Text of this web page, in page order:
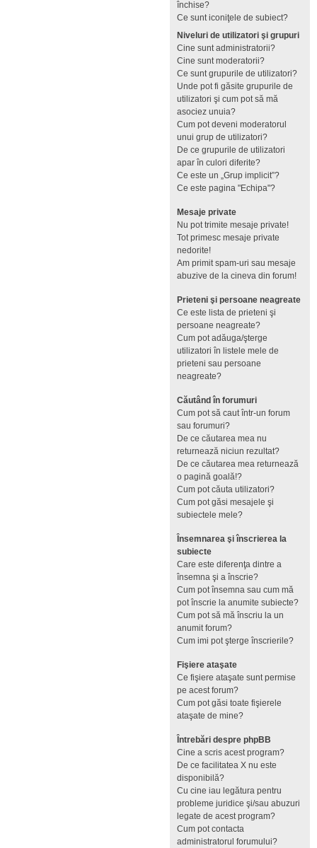
închise?
Ce sunt iconiţele de subiect?
Niveluri de utilizatori şi grupuri
Cine sunt administratorii?
Cine sunt moderatorii?
Ce sunt grupurile de utilizatori?
Unde pot fi găsite grupurile de
utilizatori şi cum pot să mă
asociez unuia?
Cum pot deveni moderatorul
unui grup de utilizatori?
De ce grupurile de utilizatori
apar în culori diferite?
Ce este un „Grup implicit”?
Ce este pagina "Echipa"?
Mesaje private
Nu pot trimite mesaje private!
Tot primesc mesaje private
nedorite!
Am primit spam-uri sau mesaje
abuzive de la cineva din forum!
Prieteni şi persoane neagreate
Ce este lista de prieteni şi
persoane neagreate?
Cum pot adăuga/şterge
utilizatori în listele mele de
prieteni sau persoane
neagreate?
Căutând în forumuri
Cum pot să caut într-un forum
sau forumuri?
De ce căutarea mea nu
returnează niciun rezultat?
De ce căutarea mea returnează
o pagină goală!?
Cum pot căuta utilizatori?
Cum pot găsi mesajele şi
subiectele mele?
Însemnarea şi înscrierea la
subiecte
Care este diferenţa dintre a
însemna şi a înscrie?
Cum pot însemna sau cum mă
pot înscrie la anumite subiecte?
Cum pot să mă înscriu la un
anumit forum?
Cum imi pot şterge înscrierile?
Fişiere ataşate
Ce fişiere ataşate sunt permise
pe acest forum?
Cum pot găsi toate fişierele
ataşate de mine?
Întrebări despre phpBB
Cine a scris acest program?
De ce facilitatea X nu este
disponibilă?
Cu cine iau legătura pentru
probleme juridice şi/sau abuzuri
legate de acest program?
Cum pot contacta
administratorul forumului?